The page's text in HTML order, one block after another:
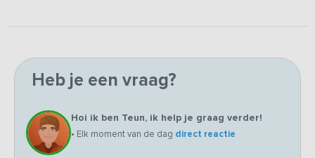
Heb je een vraag?
Hoi ik ben Teun, ik help je graag verder!
• Elk moment van de dag direct reactie